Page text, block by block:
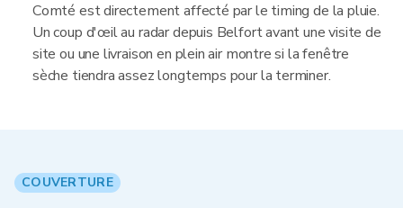
Comté est directement affecté par le timing de la pluie.
Un coup d'œil au radar depuis Belfort avant une visite de
site ou une livraison en plein air montre si la fenêtre
sèche tiendra assez longtemps pour la terminer.
COUVERTURE